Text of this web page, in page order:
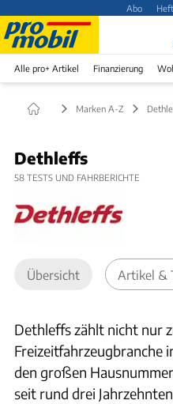
Abo
Alle pro+ Artikel Finanzierung
Marken A-Z
Dethleffs
58 TESTS UND FAHRBERICHTE
Übersicht Artikel &
Dethleffs zählt nicht nur
Freizeitfahrzeugbranche
den großen
seit rund drei